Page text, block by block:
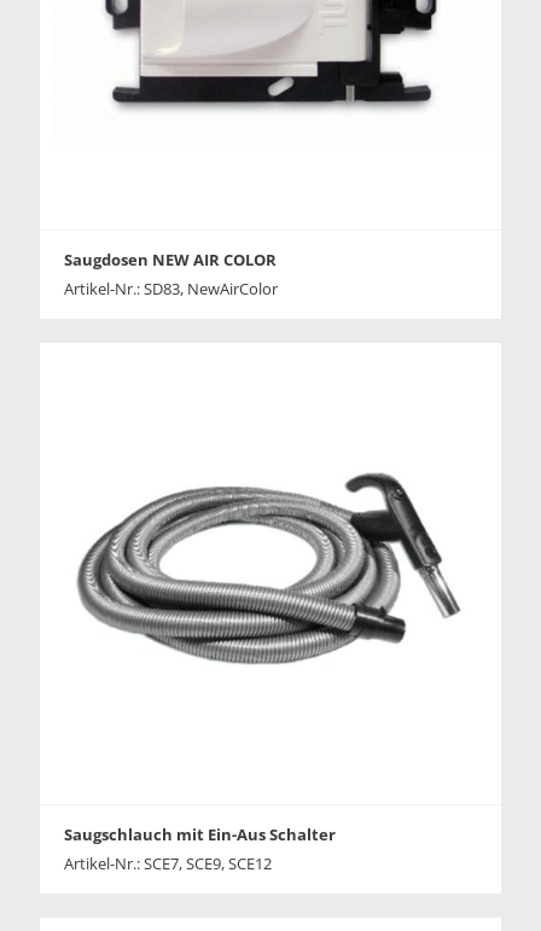
Saugdosen NEW AIR COLOR
Artikel-Nr.: SD83, NewAirColor
Saugschlauch mit Ein-Aus Schalter
Artikel-Nr.: SCE7, SCE9, SCE12